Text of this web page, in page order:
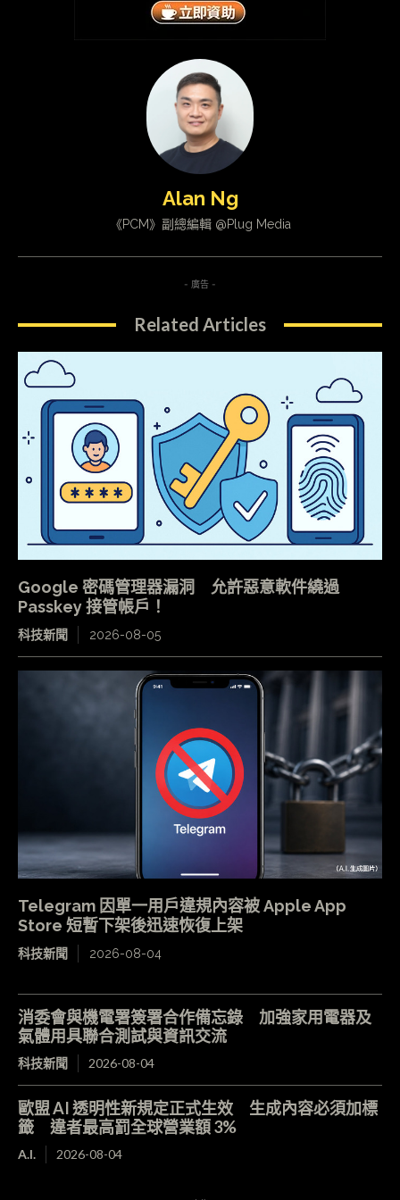
Alan Ng
《PCM》副總編輯 @Plug Media
- 廣告 -
Related Articles
Google 密碼管理器漏洞 允許惡意軟件繞過
Passkey 接管帳戶！
科技新聞 2026-08-05
Telegram 因單一用戶違規內容被 Apple App
Store 短暫下架後迅速恢復上架
科技新聞 2026-08-04
消委會與機電署簽署合作備忘錄 加強家用電器及
氣體用具聯合測試與資訊交流
科技新聞 2026-08-04
歐盟 AI 透明性新規定正式生效 生成內容必須加標
籤 違者最高罰全球營業額 3%
A.I. 2026-08-04